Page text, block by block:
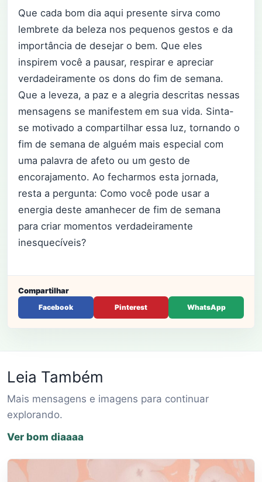
Que cada bom dia aqui presente sirva como
lembrete da beleza nos pequenos gestos e da
importância de desejar o bem. Que eles
inspirem você a pausar, respirar e apreciar
verdadeiramente os dons do fim de semana.
Que a leveza, a paz e a alegria descritas nessas
mensagens se manifestem em sua vida. Sinta-
se motivado a compartilhar essa luz, tornando o
fim de semana de alguém mais especial com
uma palavra de afeto ou um gesto de
encorajamento. Ao fecharmos esta jornada,
resta a pergunta: Como você pode usar a
energia deste amanhecer de fim de semana
para criar momentos verdadeiramente
inesquecíveis?
Compartilhar
Facebook Pinterest WhatsApp
Leia Também
Mais mensagens e imagens para continuar
explorando.
Ver bom diaaaa